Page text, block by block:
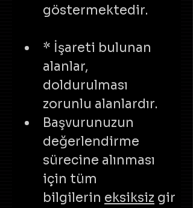
göstermektedir.
* İşareti bulunan
alanlar,
doldurulması
zorunlu alanlardır.
Başvurunuzun
değerlendirme
sürecine alınması
için tüm
bilgilerin eksiksiz gir